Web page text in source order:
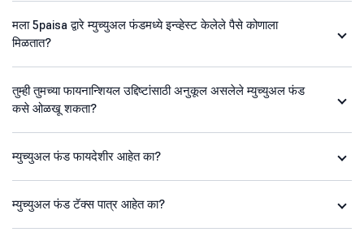
मला 5paisa द्वारे म्युच्युअल फंडमध्ये इन्व्हेस्ट केलेले पैसे कोणाला
मिळतात?
तुम्ही तुमच्या फायनान्शियल उद्दिष्टांसाठी अनुकूल असलेले म्युच्युअल फंड
कसे ओळखू शकता?
म्युच्युअल फंड फायदेशीर आहेत का?
म्युच्युअल फंड टॅक्स पात्र आहेत का?